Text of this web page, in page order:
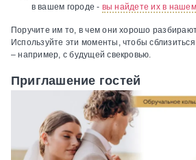
в вашем городе - вы найдете их в нашем
Поручите им то, в чем они хорошо
Используйте эти моменты, чтобы
– например, с будущей свекровью.
Приглашение гостей